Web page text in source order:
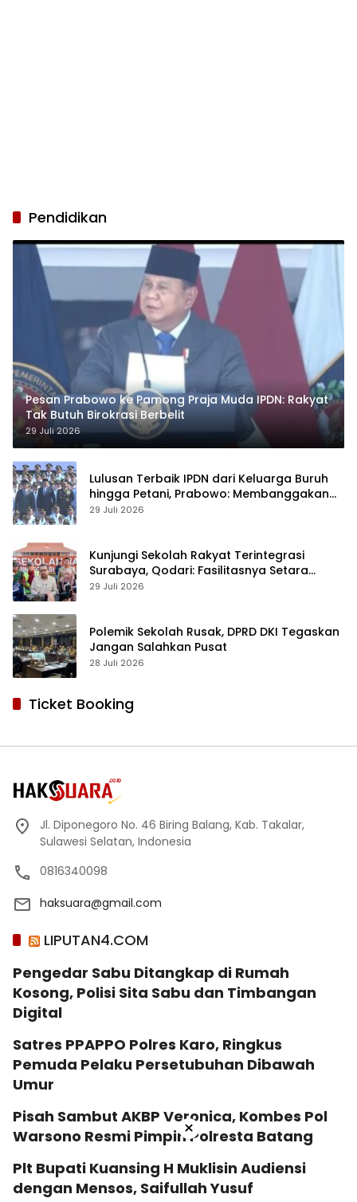
Pendidikan
Pesan Prabowo ke Pamong Praja Muda IPDN: Rakyat
Tak Butuh Birokrasi Berbelit
29 Juli 2026
Lulusan Terbaik IPDN dari Keluarga Buruh
hingga Petani, Prabowo: Membanggakan
Hati Saya
29 Juli 2026
Kunjungi Sekolah Rakyat Terintegrasi
Surabaya, Qodari: Fasilitasnya Setara
Sekolah Swasta Terbaik
29 Juli 2026
Polemik Sekolah Rusak, DPRD DKI Tegaskan
Jangan Salahkan Pusat
28 Juli 2026
Ticket Booking
Jl. Diponegoro No. 46 Biring Balang, Kab. Takalar,
Sulawesi Selatan, Indonesia
0816340098
haksuara@gmail.com
LIPUTAN4.COM
Pengedar Sabu Ditangkap di Rumah
Kosong, Polisi Sita Sabu dan Timbangan
Digital
Satres PPAPPO Polres Karo, Ringkus
Pemuda Pelaku Persetubuhan Dibawah
Umur
Pisah Sambut AKBP Veronica, Kombes Pol
Warsono Resmi Pimpin Polresta Batang
Plt Bupati Kuansing H Muklisin Audiensi
dengan Mensos, Saifullah Yusuf
×